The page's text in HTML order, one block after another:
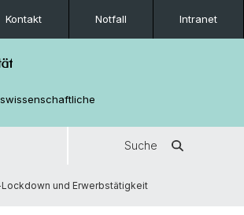
Kontakt Notfall Intranet
Suche
und Erwerbstätigkeit